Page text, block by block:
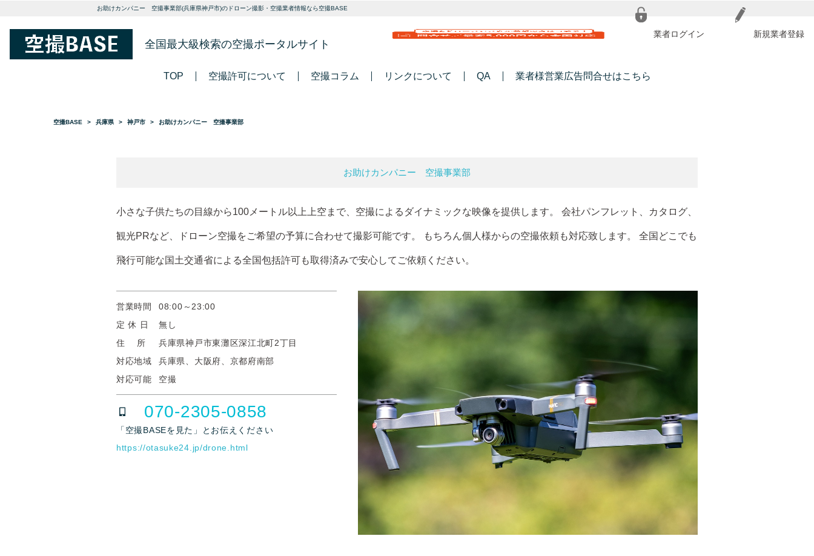
お助けカンパニー 空撮事業部(兵庫県神戸市)のドローン撮影・空撮業者情報なら空撮BASE
全国最大級検索の空撮ポータルサイト
業者ログイン 新規業者登録
TOP 空撮許可について 空撮コラム リンクについて QA 業者様営業広告問合せはこちら
空撮BASE 兵庫県 神戸市 お助けカンパニー 空撮事業部
お助けカンパニー 空撮事業部
小さな子供たちの目線から100メートル以上上空まで、空撮によるダイナミックな映像を提供します。 会社パンフレット、カタログ、
観光PRなど、ドローン空撮をご希望の予算に合わせて撮影可能です。 もちろん個人様からの空撮依頼も対応致します。 全国どこでも
飛行可能な国土交通省による全国包括許可も取得済みで安心してご依頼ください。
営業時間
08:00～23:00
定 休 日
無し
住 所
兵庫県神戸市東灘区深江北町2丁目
対応地域
兵庫県、大阪府、京都府南部
対応可能
空撮
070-2305-0858
「空撮BASEを見た」とお伝えください
https://otasuke24.jp/drone.html